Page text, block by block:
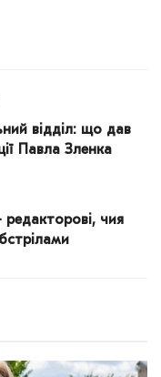
відділ: що дав
Павла Зленка
чия